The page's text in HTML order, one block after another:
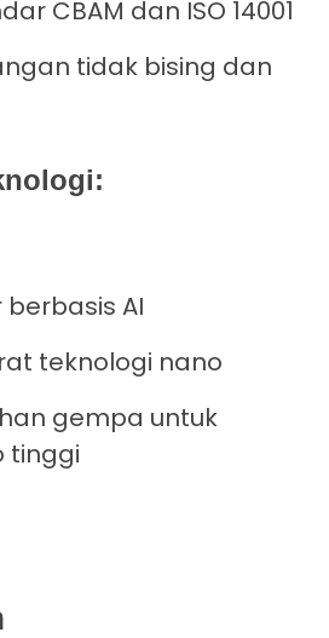
CBAM dan ISO 14001
tidak bising dan
AI
teknologi nano
gempa untuk
tinggi